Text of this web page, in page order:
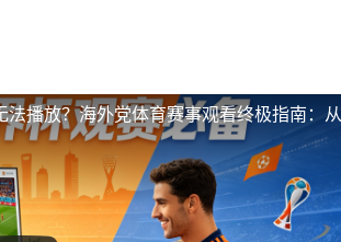
法播放？海外党体育赛事观看终极指南：从